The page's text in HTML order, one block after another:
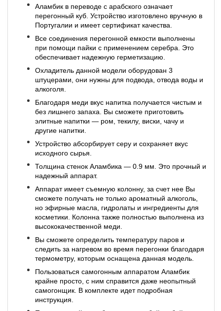
Аламбик в переводе с арабского означает
перегонный куб. Устройство изготовлено вручную в
Португалии и имеет сертификат качества.
Все соединения перегонной емкости выполнены
при помощи пайки с применением серебра. Это
обеспечивает надежную герметизацию.
Охладитель данной модели оборудован 3
штуцерами, они нужны для подвода, отвода воды и
алкоголя.
Благодаря меди вкус напитка получается чистым и
без лишнего запаха. Вы сможете приготовить
элитные напитки — ром, текилу, виски, чачу и
другие напитки.
Устройство абсорбирует серу и сохраняет вкус
исходного сырья.
Толщина стенок Аламбика — 0.9 мм. Это прочный и
надежный аппарат.
Аппарат имеет съемную колонну, за счет нее Вы
сможете получать не только ароматный алкоголь,
но эфирные масла, гидролаты и ингредиенты для
косметики. Колонна также полностью выполнена из
высококачественной меди.
Вы сможете определить температуру паров и
следить за нагревом во время перегонки благодаря
термометру, которым оснащена данная модель.
Пользоваться самогонным аппаратом Аламбик
крайне просто, с ним справится даже неопытный
самогонщик. В комплекте идет подробная
инструкция.